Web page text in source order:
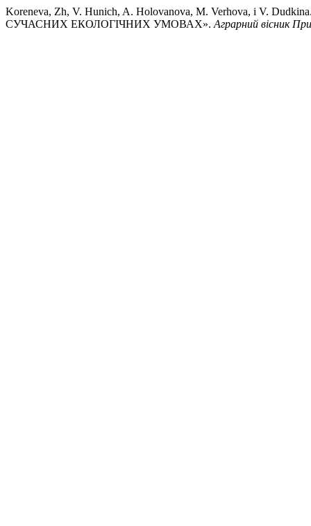
Koreneva, Zh, V. Hunich, A. Holovanova, M. Verhova, і V.
СУЧАСНИХ ЕКОЛОГІЧНИХ УМОВАХ». Аграрний вісник